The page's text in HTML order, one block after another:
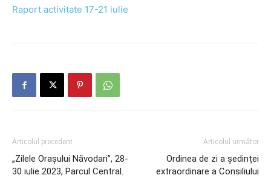
Raport activitate 17-21 iulie
Articolul precedent
„Zilele Orașului Năvodari”, 28-
30 iulie 2023, Parcul Central.
Articolul următor
Ordinea de zi a ședinței
extraordinare a Consiliului